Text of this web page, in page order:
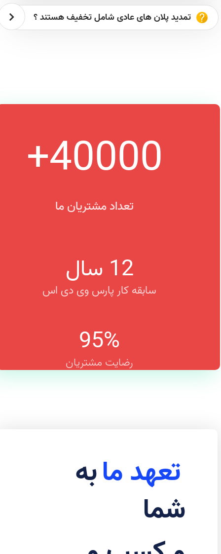
تمدید پلان های عادی شامل تخفیف هستند ؟
40000
+
تعداد مشتریان ما
12 سال
سابقه کار پارس وی دی اس
95%
رضایت مشتریان
تعهد مابه
شما